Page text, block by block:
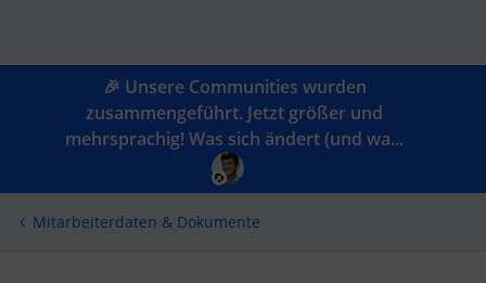
🎉 Unsere Communities wurden
zusammengeführt. Jetzt größer und
mehrsprachig! Was sich ändert (und wa...
Mitarbeiterdaten & Dokumente